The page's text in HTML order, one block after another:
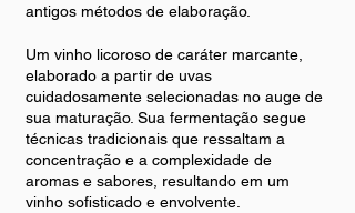
antigos métodos de elaboração.
Um vinho licoroso de caráter marcante,
elaborado a partir de uvas
cuidadosamente selecionadas no auge de
sua maturação. Sua fermentação segue
técnicas tradicionais que ressaltam a
concentração e a complexidade de
aromas e sabores, resultando em um
vinho sofisticado e envolvente.